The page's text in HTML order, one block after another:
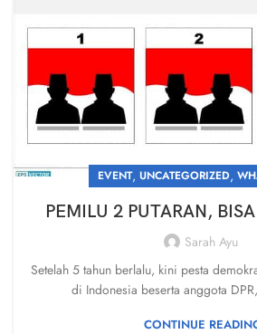
EVENT, UNCATEGORIZED,
PEMILU 2 PUTARAN,
Sarah Ayu
Setelah 5 tahun berlalu, kini pesta
di Indonesia beserta anggota
CONTINUE